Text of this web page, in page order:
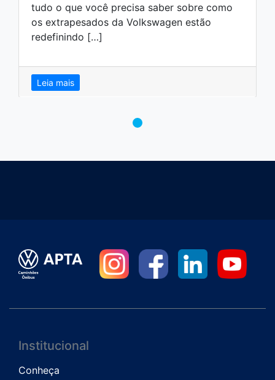
tudo o que você precisa saber sobre como
os extrapesados da Volkswagen estão
redefinindo […]
Leia mais
Institucional
Conheça